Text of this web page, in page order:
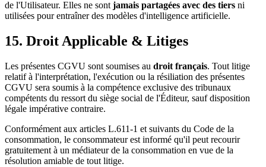
de l'Utilisateur. Elles ne sont jamais partagées avec des tiers ni
utilisées pour entraîner des modèles d'intelligence artificielle.
15. Droit Applicable & Litiges
Les présentes CGVU sont soumises au droit français. Tout litige
relatif à l'interprétation, l'exécution ou la résiliation des présentes
CGVU sera soumis à la compétence exclusive des tribunaux
compétents du ressort du siège social de l'Éditeur, sauf disposition
légale impérative contraire.
Conformément aux articles L.611-1 et suivants du Code de la
consommation, le consommateur est informé qu'il peut recourir
gratuitement à un médiateur de la consommation en vue de la
résolution amiable de tout litige.